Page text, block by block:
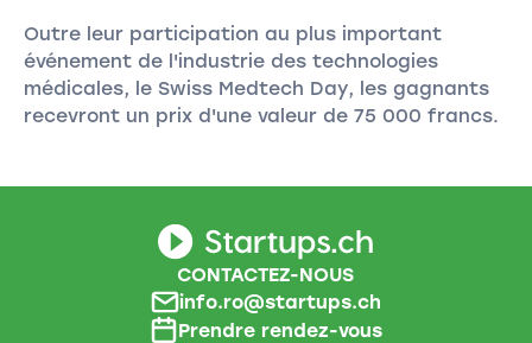
Outre leur participation au plus important
événement de l'industrie des technologies
médicales, le Swiss Medtech Day, les gagnants
recevront un prix d'une valeur de 75 000 francs.
CONTACTEZ-NOUS
info.ro@startups.ch
Prendre rendez-vous